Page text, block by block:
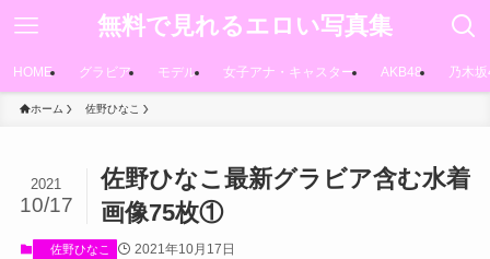
無料で見れるエロい写真集
HOME グラビア モデル 女子アナ・キャスター AKB48 乃木
ホーム 佐野ひなこ
佐野ひなこ最新グラビア含む水着
画像75枚①
2021
10/17
佐野ひなこ 2021年10月17日